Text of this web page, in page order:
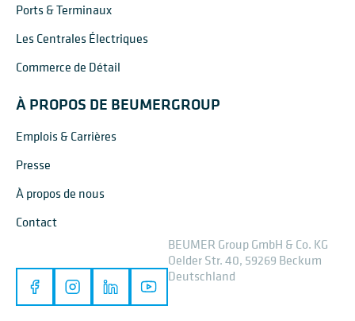
Ports & Terminaux
Les Centrales Électriques
Commerce de Détail
À PROPOS DE BEUMERGROUP
Emplois & Carrières
Presse
À propos de nous
Contact
BEUMER Group GmbH & Co. KG
Oelder Str. 40, 59269 Beckum
Deutschland